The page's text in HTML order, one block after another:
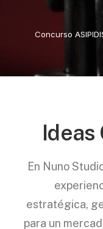
Concurso
Ideas
En Nuno
estratégica,
para un